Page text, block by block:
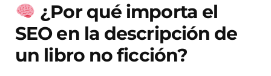
¿Por qué importa el
SEO en la descripción de
un libro no ficción?